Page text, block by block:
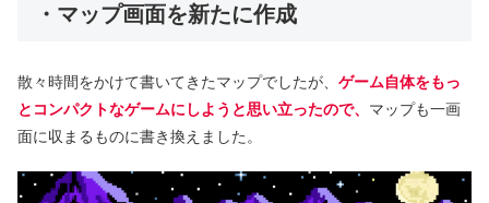
・マップ画面を新たに作成
散々時間をかけて書いてきたマップでしたが、 ゲーム自体をもっ
とコンパクトなゲームにしようと思い立ったので、 マップも一画
面に収まるものに書き換えました。